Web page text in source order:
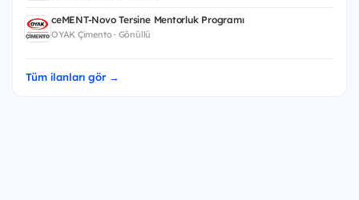
ceMENT-Novo Tersine Mentorluk Programı
OYAK Çimento · Gönüllü
Tüm ilanları gör →